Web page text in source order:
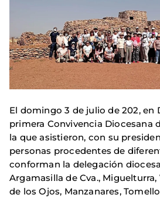
El domingo 3 de julio de 202, en
primera Convivencia Diocesana
la que asistieron, con su
personas procedentes de
conforman la delegación
Argamasilla de Cva.,
de los Ojos, Manzanares,